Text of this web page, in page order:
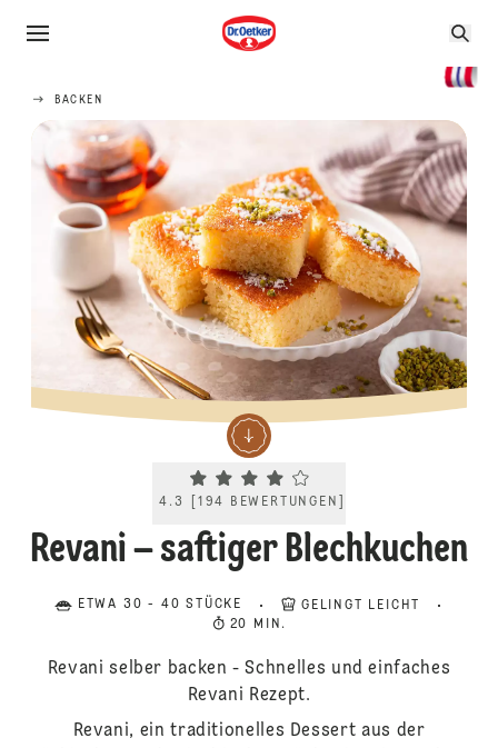
BACKEN
Current rating 4.3. Click to rate.
4.3 194 BEWERTUNGEN
Revani – saftiger Blechkuchen
ETWA 30 - 40 STÜCKE
GELINGT LEICHT
20 MIN.
Revani selber backen - Schnelles und einfaches
Revani Rezept.
Revani, ein traditionelles Dessert aus der